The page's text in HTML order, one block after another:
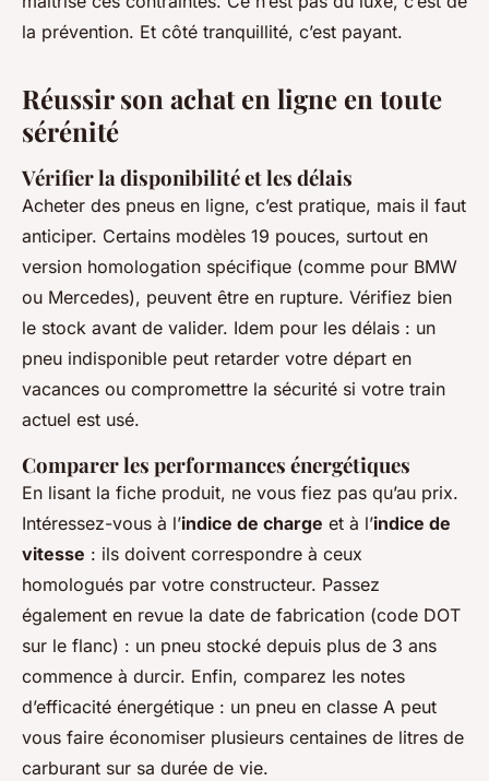
la prévention. Et côté tranquillité, c’est payant.
Réussir son achat en ligne en toute
sérénité
Vérifier la disponibilité et les délais
Acheter des pneus en ligne, c’est pratique, mais il faut
anticiper. Certains modèles 19 pouces, surtout en
version homologation spécifique (comme pour BMW
ou Mercedes), peuvent être en rupture. Vérifiez bien
le stock avant de valider. Idem pour les délais : un
pneu indisponible peut retarder votre départ en
vacances ou compromettre la sécurité si votre train
actuel est usé.
Comparer les performances énergétiques
En lisant la fiche produit, ne vous fiez pas qu’au prix.
Intéressez-vous à l’indice de charge et à l’indice de
vitesse : ils doivent correspondre à ceux
homologués par votre constructeur. Passez
également en revue la date de fabrication (code DOT
sur le flanc) : un pneu stocké depuis plus de 3 ans
commence à durcir. Enfin, comparez les notes
d’efficacité énergétique : un pneu en classe A peut
vous faire économiser plusieurs centaines de litres de
carburant sur sa durée de vie.